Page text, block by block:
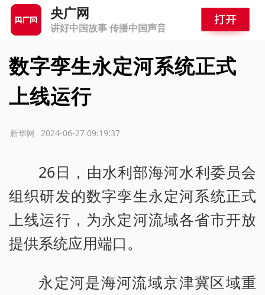
央广网
讲好中国故事 传播中国声音
数字孪生永定河系统正式
上线运行
2024-06-27 09:19:37
新华网
26日，由水利部海河水利委员会
组织研发的数字孪生永定河系统正式
上线运行，为永定河流域各省市开放
提供系统应用端口。
永定河是海河流域京津冀区域重